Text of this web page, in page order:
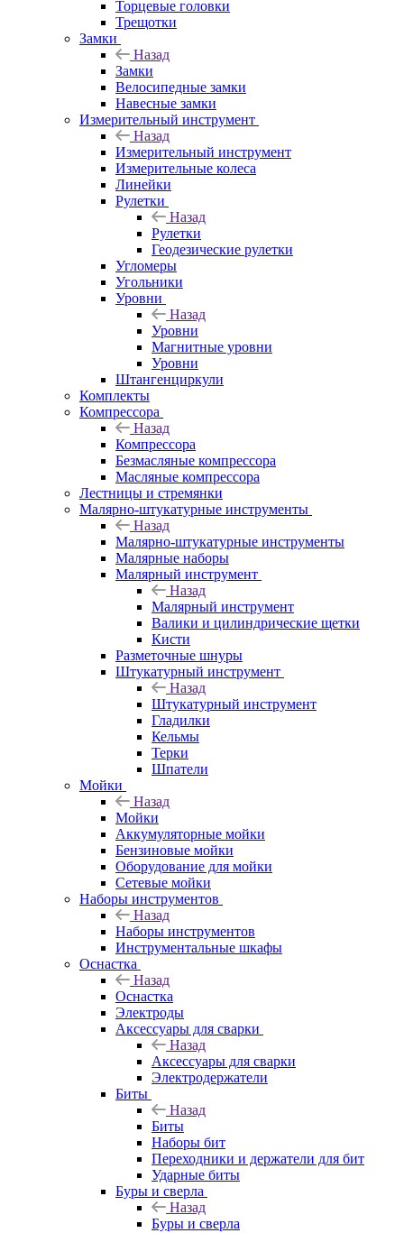
Торцевые головки
Трещотки
Замки
Назад
Замки
Велосипедные замки
Навесные замки
Измерительный инструмент
Назад
Измерительный инструмент
Измерительные колеса
Линейки
Рулетки
Назад
Рулетки
Геодезические рулетки
Угломеры
Угольники
Уровни
Назад
Уровни
Магнитные уровни
Уровни
Штангенциркули
Комплекты
Компрессора
Назад
Компрессора
Безмасляные компрессора
Масляные компрессора
Лестницы и стремянки
Малярно-штукатурные инструменты
Назад
Малярно-штукатурные инструменты
Малярные наборы
Малярный инструмент
Назад
Малярный инструмент
Валики и цилиндрические щетки
Кисти
Разметочные шнуры
Штукатурный инструмент
Назад
Штукатурный инструмент
Гладилки
Кельмы
Терки
Шпатели
Мойки
Назад
Мойки
Аккумуляторные мойки
Бензиновые мойки
Оборудование для мойки
Сетевые мойки
Наборы инструментов
Назад
Наборы инструментов
Инструментальные шкафы
Оснастка
Назад
Оснастка
Электроды
Аксессуары для сварки
Назад
Аксессуары для сварки
Электродержатели
Биты
Назад
Биты
Наборы бит
Переходники и держатели для бит
Ударные биты
Буры и сверла
Назад
Буры и сверла